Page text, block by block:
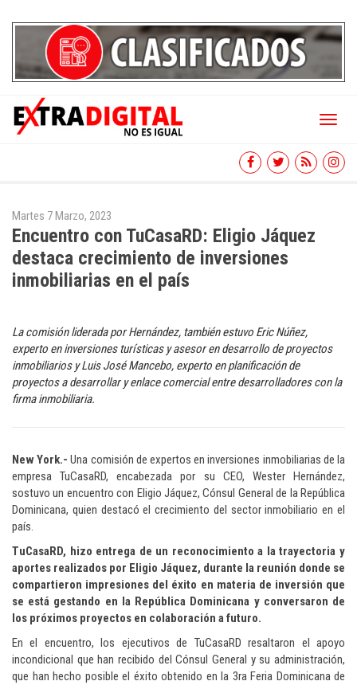
Toggle
Martes 7 Marzo, 2023
Encuentro con TuCasaRD: Eligio Jáquez
destaca crecimiento de inversiones
inmobiliarias en el país
La comisión liderada por Hernández, también estuvo Eric Núñez,
experto en inversiones turísticas y asesor en desarrollo de proyectos
inmobiliarios y Luis José Mancebo, experto en planificación de
proyectos a desarrollar y enlace comercial entre desarrolladores con la
firma inmobiliaria.
New York.- Una comisión de expertos en inversiones inmobiliarias de la
empresa TuCasaRD, encabezada por su CEO, Wester Hernández,
sostuvo un encuentro con Eligio Jáquez, Cónsul General de la República
Dominicana, quien destacó el crecimiento del sector inmobiliario en el
país.
TuCasaRD, hizo entrega de un reconocimiento a la trayectoria y
aportes realizados por Eligio Jáquez, durante la reunión donde se
compartieron impresiones del éxito en materia de inversión que
se está gestando en la República Dominicana y conversaron de
los próximos proyectos en colaboración a futuro.
En el encuentro, los ejecutivos de TuCasaRD resaltaron el apoyo
incondicional que han recibido del Cónsul General y su administración,
que han hecho posible el éxito obtenido en la 3ra Feria Dominicana de